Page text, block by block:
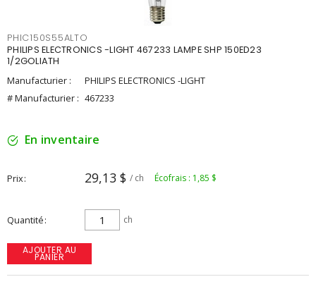
PHIC150S55ALTO
PHILIPS ELECTRONICS -LIGHT 467233 LAMPE SHP 150ED23
1/2GOLIATH
Manufacturier :
PHILIPS ELECTRONICS -LIGHT
# Manufacturier : 467233
En inventaire
Prix 29,13 $ / ch Écofrais : 1,85 $
Quantité ch
AJOUTER AU
PANIER